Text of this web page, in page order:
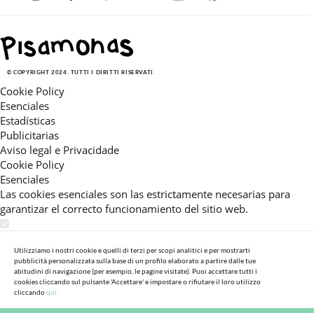
© COPYRIGHT 2024. TUTTI I DIRITTI RISERVATI.
Cookie Policy
Esenciales
Estadísticas
Publicitarias
Aviso legal e Privacidade
Cookie Policy
Esenciales
Las cookies esenciales son las estrictamente necesarias para
garantizar el correcto funcionamiento del sitio web.
Estas cookies nos permiten ofrecerle una experiencia en el sitio
adaptada a su navegación (recomendaciones de producto
personalizadas, énfasis en categorías frecuentemente
consultadas, etc).Al activar esta cookie, nos ayuda a mejorar aún
más su experiencia.
Utilizziamo i nostri cookie e quelli di terzi per scopi analitici e per mostrarti
pubblicità personalizzata sulla base di un profilo elaborato a partire dalle tue
abitudini di navigazione (per esempio, le pagine visitate). Puoi accettare tutti i
cookies cliccando sul pulsante 'Accettare' e impostare o rifiutare il loro utilizzo
cliccandoqui.